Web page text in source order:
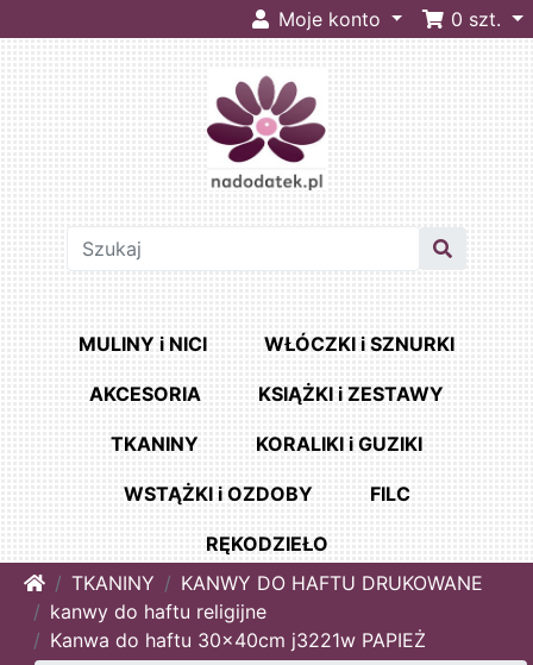
Moje konto 0 szt.
MULINY i NICI WŁÓCZKI i SZNURKI
AKCESORIA KSIĄŻKI i ZESTAWY
TKANINY KORALIKI i GUZIKI
WSTĄŻKI i OZDOBY FILC
RĘKODZIEŁO
HomeTKANINY
KANWY DO HAFTU DRUKOWANE
kanwy do haftu religijne
Kanwa do haftu 30x40cm j3221w PAPIEŻ